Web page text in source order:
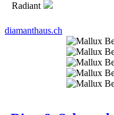
Radiant
diamanthaus.ch